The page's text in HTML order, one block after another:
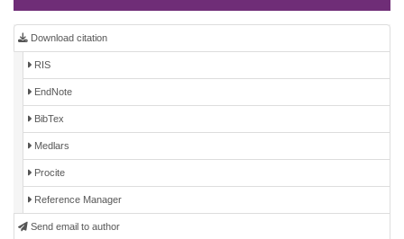
Download citation
RIS
EndNote
BibTex
Medlars
Procite
Reference Manager
Send email to author